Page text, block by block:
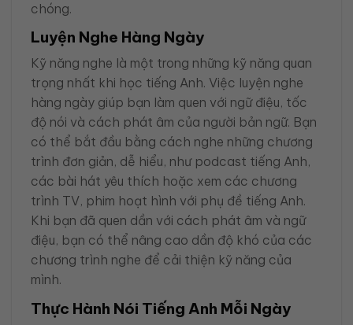
chóng.
Luyện Nghe Hàng Ngày
Kỹ năng nghe là một trong những kỹ năng quan
trọng nhất khi học tiếng Anh. Việc luyện nghe
hàng ngày giúp bạn làm quen với ngữ điệu, tốc
độ nói và cách phát âm của người bản ngữ. Bạn
có thể bắt đầu bằng cách nghe những chương
trình đơn giản, dễ hiểu, như podcast tiếng Anh,
các bài hát yêu thích hoặc xem các chương
trình TV, phim hoạt hình với phụ đề tiếng Anh.
Khi bạn đã quen dần với cách phát âm và ngữ
điệu, bạn có thể nâng cao dần độ khó của các
chương trình nghe để cải thiện kỹ năng của
mình.
Thực Hành Nói Tiếng Anh Mỗi Ngày